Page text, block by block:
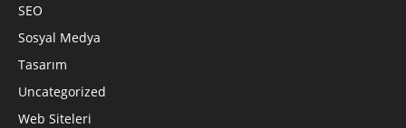
SEO
Sosyal Medya
Tasarım
Uncategorized
Web Siteleri